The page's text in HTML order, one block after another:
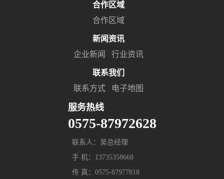
合作区域
合作区域
新闻资讯
企业新闻
行业资讯
联系我们
联系方式
电子地图
服务热线
0575-87972628
联系人：吴总经理
手 机：13735358668
传 真：0575-87977818